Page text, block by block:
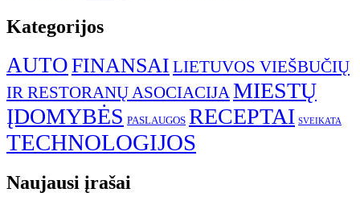
Kategorijos
AUTOFINANSAI LIETUVOS VIEŠBUČIŲ
IR RESTORANŲ ASOCIACIJAMIESTŲ
ĮDOMYBĖS PASLAUGOS RECEPTAI SVEIKATA
TECHNOLOGIJOS
Naujausi įrašai